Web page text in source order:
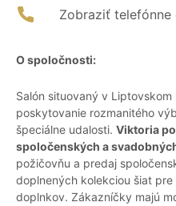
Zobraziť telefónne
O spoločnosti:
Salón situovaný v Liptovskom
poskytovanie rozmanitého
špeciálne udalosti. Viktoria
spoločenských a
požičovňu a predaj
doplnených kolekciou šiat
doplnkov. Zákazníčky majú